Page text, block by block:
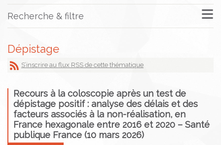
Recherche & filtre
Dépistage
S’inscrire au flux RSS de cette thématique
Recours à la coloscopie après un test de
dépistage positif : analyse des délais et des
facteurs associés à la non-réalisation, en
France hexagonale entre 2016 et 2020 – Santé
publique France (10 mars 2026)